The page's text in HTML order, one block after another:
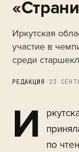
Иркутская
участие в
среди
РЕДАКЦИЯ · 23
И
по